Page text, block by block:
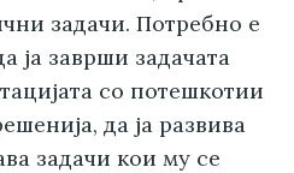
задачи. Потребно е
ја заврши задачата
со потешкотии
да ја развива
задачи кои му се